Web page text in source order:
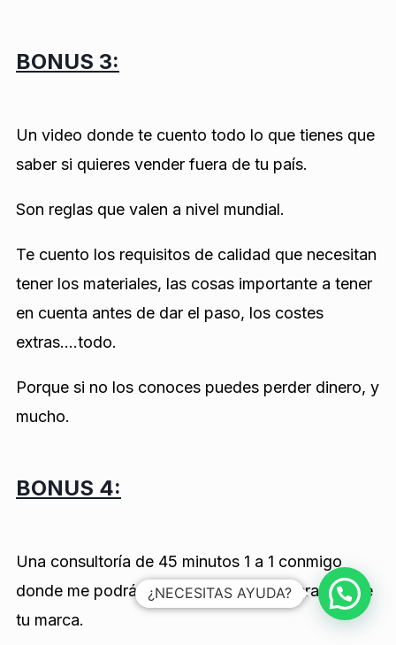
BONUS 3:
Un video donde te cuento todo lo que tienes que
saber si quieres vender fuera de tu país.
Son reglas que valen a nivel mundial.
Te cuento los requisitos de calidad que necesitan
tener los materiales, las cosas importante a tener
en cuenta antes de dar el paso, los costes
extras….todo.
Porque si no los conoces puedes perder dinero, y
mucho.
BONUS 4:
Una consultoría de 45 minutos 1 a 1 conmigo
donde me podrás preguntar lo que quieras sobre
tu marca.
¿NECESITAS AYUDA?